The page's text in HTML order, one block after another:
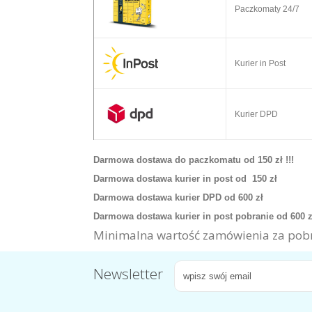
Paczkomaty 24/7
Kurier in Post
Kurier DPD
Darmowa dostawa do paczkomatu od 150 zł !!!
Darmowa dostawa kurier in post od 150 zł
Darmowa dostawa kurier DPD od 600 zł
Darmowa dostawa kurier in post pobranie od 600
Minimalna wartość zamówienia za
Newsletter